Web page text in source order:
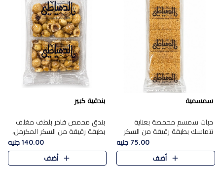
سمسمية
حبات سمسم محمصة بعناية
تتماسك بطبقة رقيقة من السكر
المكرمل، لتقدم طعم السمسم
المميز وقرمشتة التي ارتبطت ببهجة
المولد عبر الأجيال.
75.00 جنيه
أضف
بندقية كبير
بندق محمص فاخر بلطف مغلف
بطبقة رقيقة من السكر المكرمل،
يجمع بين النكهة الغنية ناتي
والقرمشة الراقية المرضية في
حلوى شرقية أنيقه بطابع مميز.
140.00 جنيه
أضف